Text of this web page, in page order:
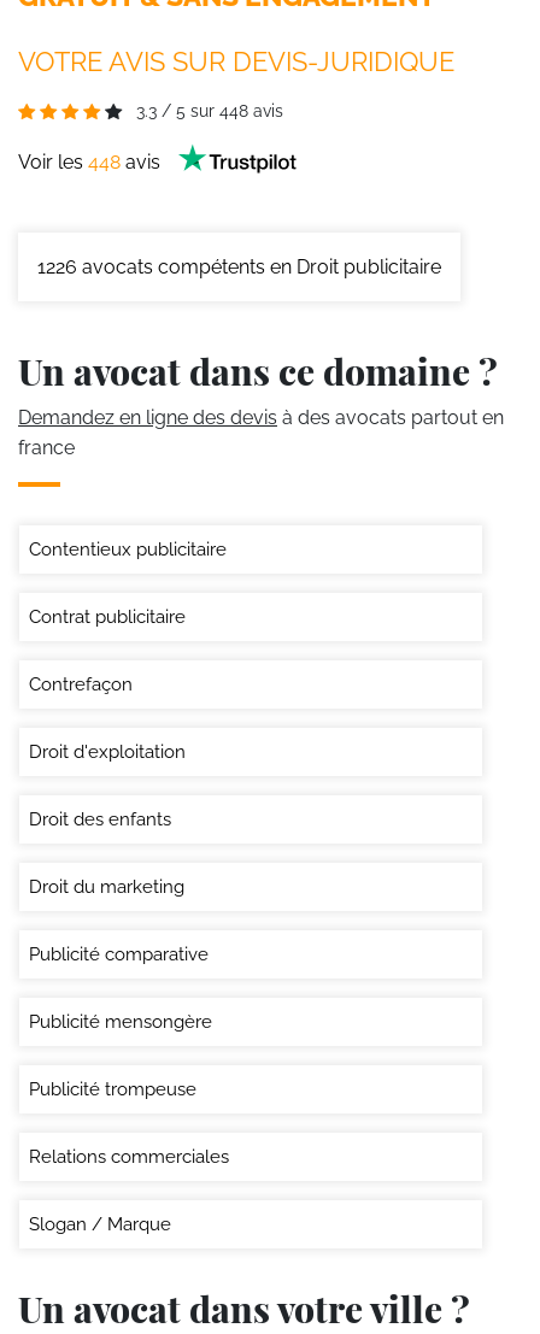
VOTRE AVIS SUR DEVIS-JURIDIQUE
3.3 / 5 sur 448 avis
Voir les 448 avis
1226 avocats compétents en Droit publicitaire
Un avocat dans ce domaine ?
Demandez en ligne des devis à des avocats partout en
france
Contentieux publicitaire
Contrat publicitaire
Contrefaçon
Droit d'exploitation
Droit des enfants
Droit du marketing
Publicité comparative
Publicité mensongère
Publicité trompeuse
Relations commerciales
Slogan / Marque
Un avocat dans votre ville ?